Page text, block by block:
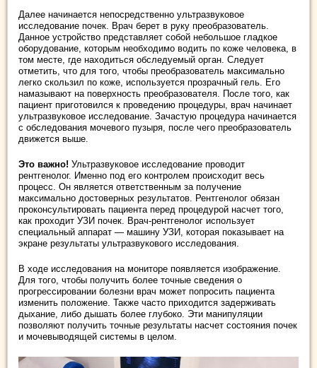
Далее начинается непосредственно ультразвуковое
исследование почек. Врач берет в руку преобразователь.
Данное устройство представляет собой небольшое гладкое
оборудование, которым необходимо водить по коже человека, в
том месте, где находиться обследуемый орган. Следует
отметить, что для того, чтобы преобразователь максимально
легко скользил по коже, используется прозрачный гель. Его
намазывают на поверхность преобразователя. После того, как
пациент приготовился к проведению процедуры, врач начинает
ультразвуковое исследование. Зачастую процедура начинается
с обследования мочевого пузыря, после чего преобразователь
движется выше.
Это важно! Ультразвуковое исследование проводит
рентгенолог. Именно под его контролем происходит весь
процесс. Он является ответственным за получение
максимально достоверных результатов. Рентгенолог обязан
проконсультировать пациента перед процедурой насчет того,
как проходит УЗИ почек. Врач-рентгенолог использует
специальный аппарат — машину УЗИ, которая показывает на
экране результаты ультразвукового исследования.
В ходе исследования на мониторе появляется изображение.
Для того, чтобы получить более точные сведения о
прогрессировании болезни врач может попросить пациента
изменить положение. Также часто приходится задерживать
дыхание, либо дышать более глубоко. Эти манипуляции
позволяют получить точные результаты насчет состояния почек
и мочевыводящей системы в целом.